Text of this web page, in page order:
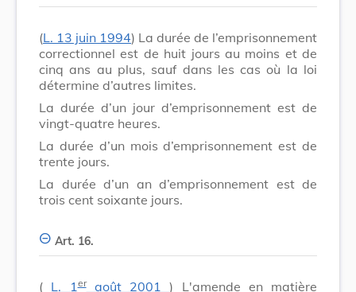
(L. 13 juin 1994) La durée de l’emprisonnement
correctionnel est de huit jours au moins et de
cinq ans au plus, sauf dans les cas où la loi
détermine d’autres limites.
La durée d’un jour d’emprisonnement est de
vingt-quatre heures.
La durée d’un mois d’emprisonnement est de
trente jours.
La durée d’un an d’emprisonnement est de
trois cent soixante jours.
Art. 16.
( L. 1eraoût 2001) L'amende en matière